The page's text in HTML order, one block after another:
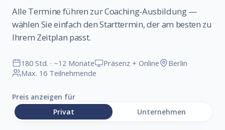
Alle Termine führen zur Coaching-Ausbildung —
wählen Sie einfach den Starttermin, der am besten zu
Ihrem Zeitplan passt.
180 Std. · ~12 Monate Präsenz + Online
Berlin
Max. 16 Teilnehmende
Preis anzeigen für
Privat
Unternehmen